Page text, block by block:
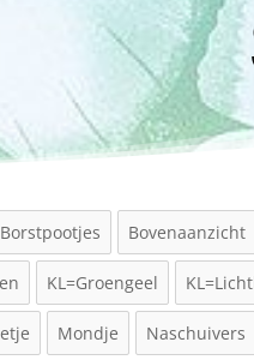
Borstpootjes Bovenaanzicht
KL=Groengeel
Mondje Naschuivers